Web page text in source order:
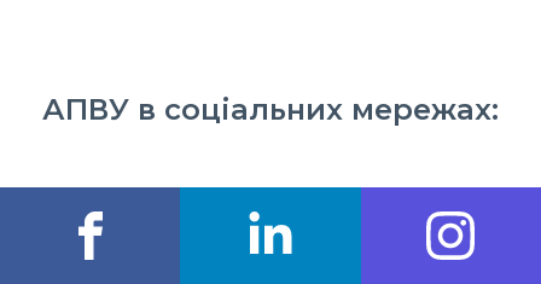
АПВУ в соціальних мережах: